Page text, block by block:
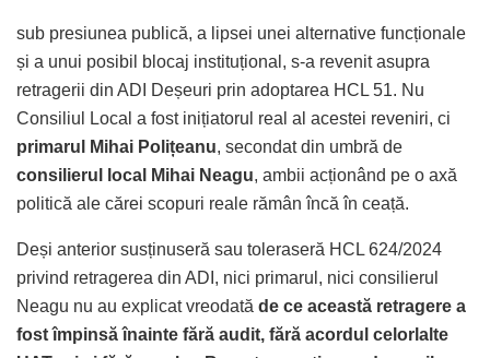
sub presiunea publică, a lipsei unei alternative funcționale
și a unui posibil blocaj instituțional, s-a revenit asupra
retragerii din ADI Deșeuri prin adoptarea HCL 51. Nu
Consiliul Local a fost inițiatorul real al acestei reveniri, ci
primarul Mihai Polițeanu, secondat din umbră de
consilierul local Mihai Neagu, ambii acționând pe o axă
politică ale cărei scopuri reale rămân încă în ceață.
Deși anterior susținuseră sau toleraseră HCL 624/2024
privind retragerea din ADI, nici primarul, nici consilierul
Neagu nu au explicat vreodată de ce această retragere a
fost împinsă înainte fără audit, fără acordul celorlalte